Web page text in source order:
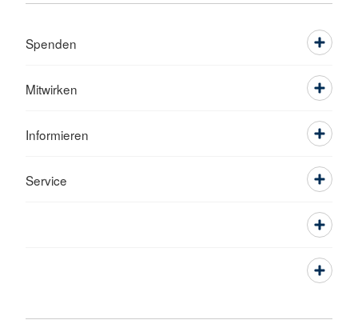
Spenden
Mitwirken
Informieren
Service